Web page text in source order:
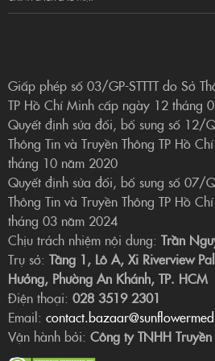
Giấp phép số 03/GP-STTTT do Sở
TP Hồ Chí Minh cấp ngày 12 tháng
Quyết định sửa đổi, bổ sung số 12/
Thông Tin và Truyền Thông TP Hồ
tháng 10 năm 2020
Quyết định sửa đổi, bổ sung số 07/
Thông Tin và Truyền Thông TP Hồ
tháng 03 năm 2024
Chịu trách nhiệm nội dung: Trần
Trụ sở: Tầng 1, Lô A, Xi Riverview
Hưởng, Phường An Khánh, TP. HCM
Điện thoại: 028 3519 2301
Email:
Vận hành bởi: Công ty TNHH